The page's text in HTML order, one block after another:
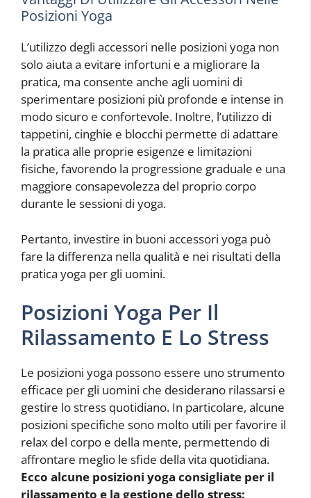
Posizioni Yoga
L’utilizzo degli accessori nelle posizioni yoga non
solo aiuta a evitare infortuni e a migliorare la
pratica, ma consente anche agli uomini di
sperimentare posizioni più profonde e intense in
modo sicuro e confortevole. Inoltre, l’utilizzo di
tappetini, cinghie e blocchi permette di adattare
la pratica alle proprie esigenze e limitazioni
fisiche, favorendo la progressione graduale e una
maggiore consapevolezza del proprio corpo
durante le sessioni di yoga.
Pertanto, investire in buoni accessori yoga può
fare la differenza nella qualità e nei risultati della
pratica yoga per gli uomini.
Posizioni Yoga Per Il
Rilassamento E Lo Stress
Le posizioni yoga possono essere uno strumento
efficace per gli uomini che desiderano rilassarsi e
gestire lo stress quotidiano. In particolare, alcune
posizioni specifiche sono molto utili per favorire il
relax del corpo e della mente, permettendo di
affrontare meglio le sfide della vita quotidiana.
Ecco alcune posizioni yoga consigliate per il
rilassamento e la gestione dello stress: